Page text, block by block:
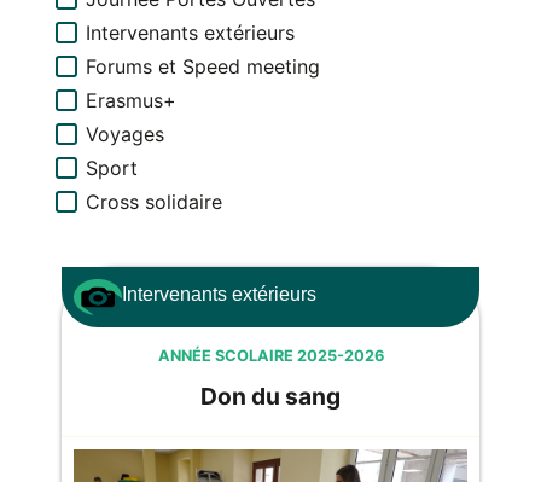
Intervenants extérieurs
Forums et Speed meeting
Erasmus+
Voyages
Sport
Cross solidaire
Intervenants extérieurs
ANNÉE SCOLAIRE 2025-2026
Don du sang